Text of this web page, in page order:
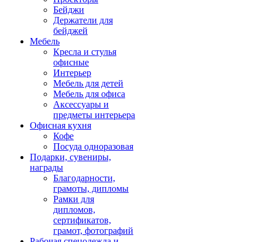
Бейджи
Держатели для
бейджей
Мебель
Кресла и стулья
офисные
Интерьер
Мебель для детей
Мебель для офиса
Аксессуары и
предметы интерьера
Офисная кухня
Кофе
Посуда одноразовая
Подарки, сувениры,
награды
Благодарности,
грамоты, дипломы
Рамки для
дипломов,
сертификатов,
грамот, фотографий